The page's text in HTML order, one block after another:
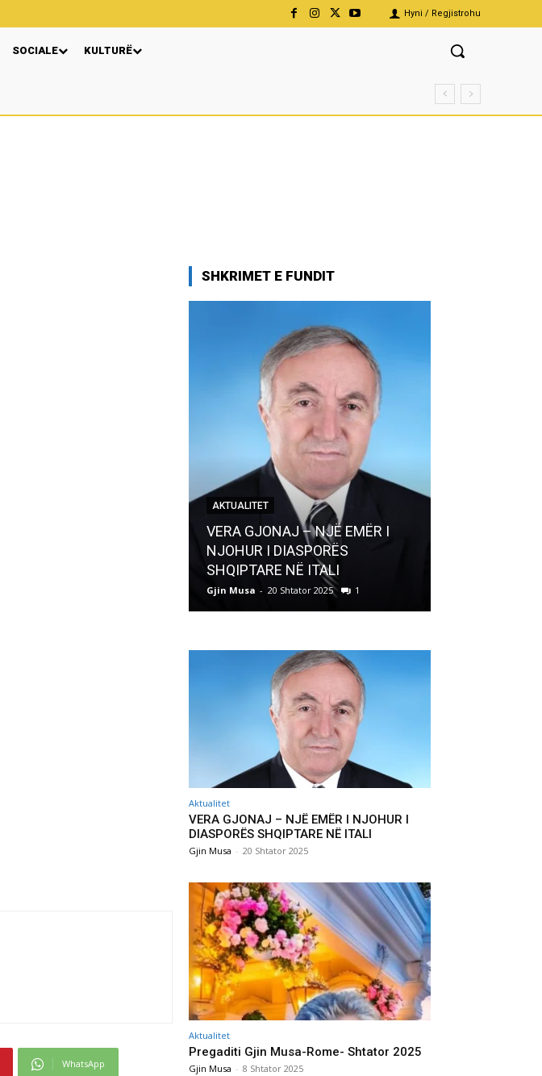
Hyni / Regjistrohu
SOCIALE KULTURË
WhatsApp
SHKRIMET E FUNDIT
AKTUALITET
VERA GJONAJ – NJË EMËR I
NJOHUR I DIASPORËS
SHQIPTARE NË ITALI
Gjin Musa - 20 Shtator 2025 1
Aktualitet
VERA GJONAJ – NJË EMËR I NJOHUR I
DIASPORËS SHQIPTARE NË ITALI
Gjin Musa - 20 Shtator 2025
Aktualitet
Pregaditi Gjin Musa-Rome- Shtator 2025
Gjin Musa - 8 Shtator 2025